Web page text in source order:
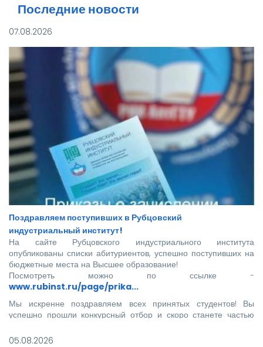
Последние новости
07.08.2026
Поздравляем поступивших в Рубцовский
индустриальный институт!
На сайте Рубцовского индустриального института
опубликованы списки абитуриентов, успешно поступивших на
бюджетные места на Высшее образование!
Посмотреть можно по ссылке -
www.rubinst.ru/page/prika...
Мы искренне поздравляем всех принятых студентов! Вы
успешно прошли конкурсный отбор и скоро станете частью
05.08.2026